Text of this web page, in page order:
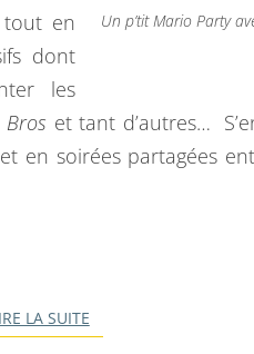
E
C
U
B
E
S
Un p’tit Mario Party
tout en
dont
les
Bros et tant d’autres…
en soirées partagées
LA SUITE